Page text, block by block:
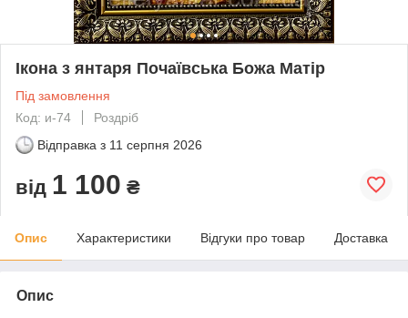
Ікона з янтаря Почаївська Божа Матір
Під замовлення
Код: и-74
Роздріб
Відправка з 11 серпня 2026
від 1 100 ₴
Опис Характеристики Відгуки про товар Доставка
Опис